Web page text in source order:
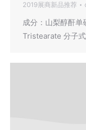
2019展商新品推荐
成分：山梨醇酐
Tristearate 分子